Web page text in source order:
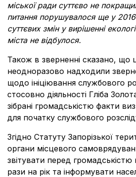
міської ради суттєво не
питання порушувалося ще у
суттєвих змін у вирішенні
міста не відбулося.
Також в зверненні сказано, що
неодноразово надходили
щодо ініціювання службового
стосовно діяльності Гліба
зібрані громадськістю факти
для початку службового
Згідно Статуту Запорізької
органи місцевого
звітувати перед
рази на рік та інформувати